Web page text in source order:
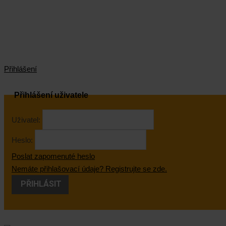
Přihlášení
Přihlášení uživatele
Uživatel:
Heslo:
Poslat zapomenuté heslo
Nemáte přihlašovací údaje? Registrujte se zde.